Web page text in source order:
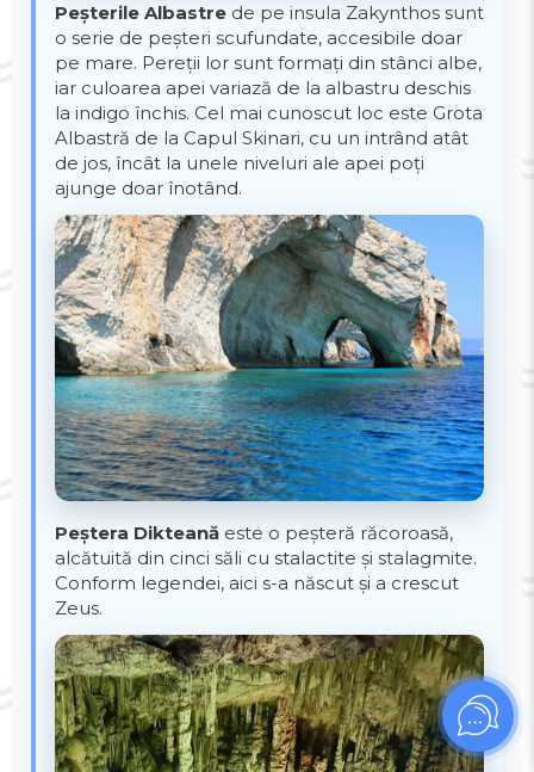
Peșterile Albastre de pe insula Zakynthos sunt
o serie de peșteri scufundate, accesibile doar
pe mare. Pereții lor sunt formați din stânci albe,
iar culoarea apei variază de la albastru deschis
la indigo închis. Cel mai cunoscut loc este Grota
Albastră de la Capul Skinari, cu un intrând atât
de jos, încât la unele niveluri ale apei poți
ajunge doar înotând.
Peștera Dikteană este o peșteră răcoroasă,
alcătuită din cinci săli cu stalactite și stalagmite.
Conform legendei, aici s-a născut și a crescut
Zeus.